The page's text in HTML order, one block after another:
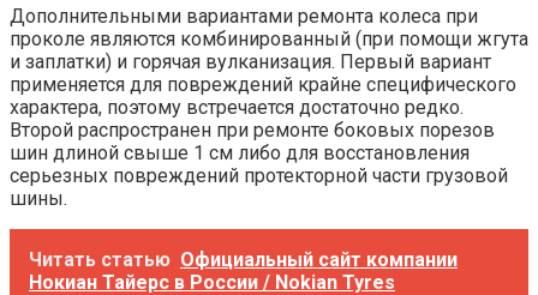
Дополнительными вариантами ремонта колеса при
проколе являются комбинированный (при помощи жгута
и заплатки) и горячая вулканизация. Первый вариант
применяется для повреждений крайне специфического
характера, поэтому встречается достаточно редко.
Второй распространен при ремонте боковых порезов
шин длиной свыше 1 см либо для восстановления
серьезных повреждений протекторной части грузовой
шины.
Читать статью Официальный сайт компании
Нокиан Тайерс в России / Nokian Tyres